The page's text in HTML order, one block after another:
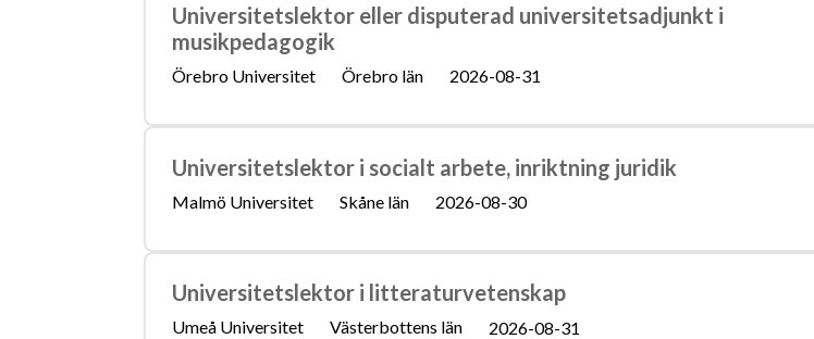
Universitetslektor eller disputerad universitetsadjunkt i
musikpedagogik
Örebro Universitet Örebro län 2026-08-31
Universitetslektor i socialt arbete, inriktning juridik
Malmö Universitet Skåne län 2026-08-30
Universitetslektor i litteraturvetenskap
Umeå Universitet Västerbottens län 2026-08-31